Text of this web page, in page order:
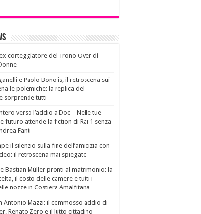
corteggiatore del Trono Over di
e Paolo Bonolis, il retroscena sui
le polemiche: la replica del
sorprende tutti
verso l’addio a Doc – Nelle tue
futuro attende la fiction di Rai 1 senza
Fanti
il silenzio sulla fine dell’amicizia con
il retroscena mai spiegato
Bastian Müller pronti al matrimonio: la
il costo delle camere e tutti i
nozze in Costiera Amalfitana
Antonio Mazzi: il commosso addio di
Renato Zero e il lutto cittadino